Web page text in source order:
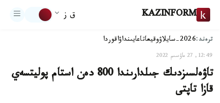
KAZINFORM ق ز
ترەند:2026-سايلاۋ وقيعاتاعايىنداۋاقوردا
12:49, 27 ماۋسىم 2022
تاۋەلسىزدىك جىلدارىندا 800 دەن استام پوليتسەي
قازا تاپتى